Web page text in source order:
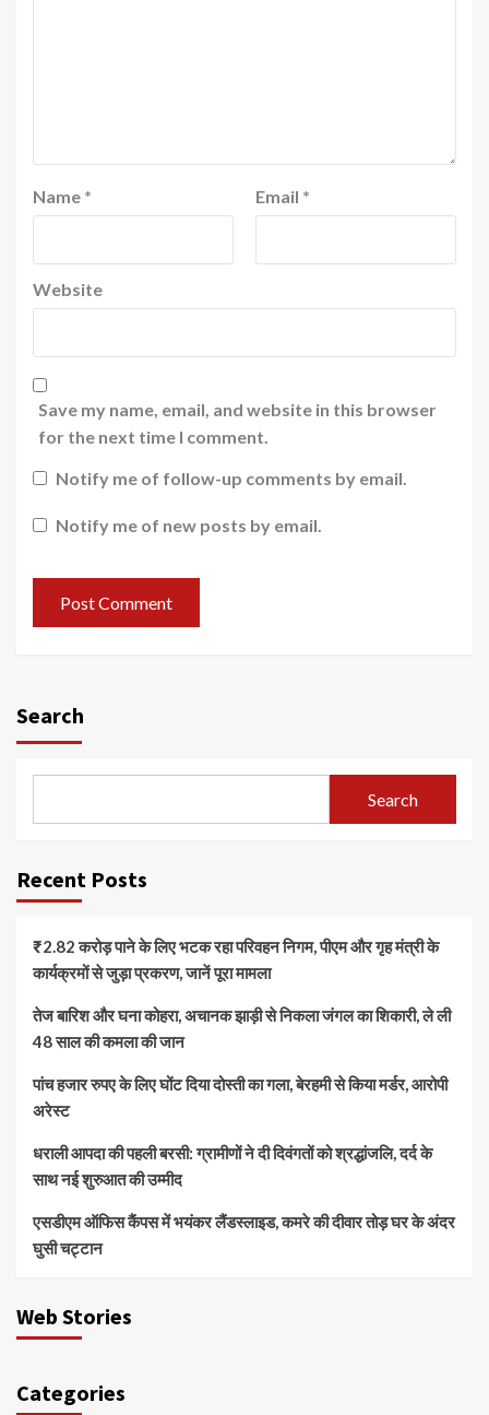
Name * Email *
Website
Save my name, email, and website in this browser
for the next time I comment.
Notify me of follow-up comments by email.
Notify me of new posts by email.
Search
Search
Recent Posts
₹2.82 करोड़ पाने के लिए भटक रहा परिवहन निगम, पीएम और गृह मंत्री के
कार्यक्रमों से जुड़ा प्रकरण, जानें पूरा मामला
तेज बारिश और घना कोहरा, अचानक झाड़ी से निकला जंगल का शिकारी, ले ली
48 साल की कमला की जान
पांच हजार रुपए के लिए घोंट दिया दोस्ती का गला, बेरहमी से किया मर्डर, आरोपी
अरेस्ट
धराली आपदा की पहली बरसी: ग्रामीणों ने दी दिवंगतों को श्रद्धांजलि, दर्द के
साथ नई शुरुआत की उम्मीद
एसडीएम ऑफिस कैंपस में भयंकर लैंडस्लाइड, कमरे की दीवार तोड़ घर के अंदर
घुसी चट्टान
Web Stories
Categories